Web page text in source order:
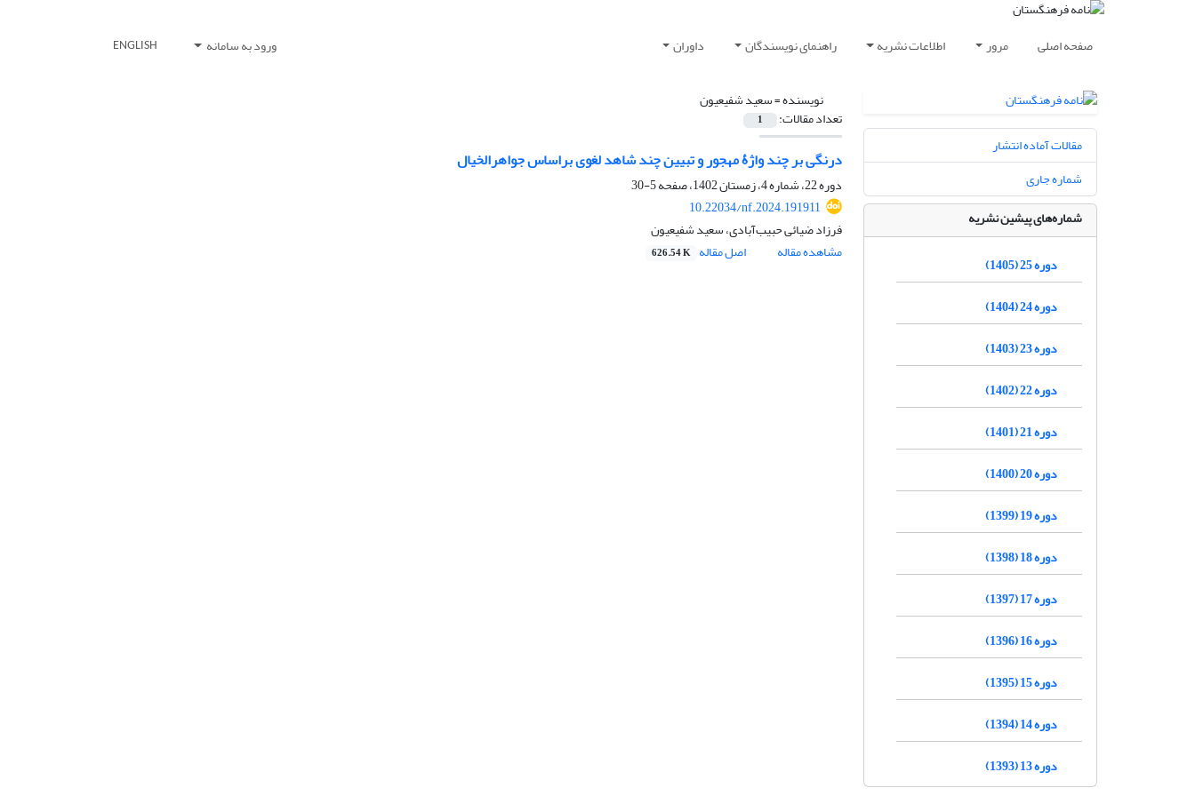
صفحه اصلی مرور اطلاعات نشریه راهنمای نویسندگان داوران ورود به سامانه ENGLISH
نویسنده =سعید شفیعیون
تعداد مقالات: 1
درنگی بر چند واژۀ مهجور و تبیین چند شاهد لغوی براساس جواهرالخیال
دوره 22، شماره 4، زمستان 1402، صفحه
5-30
10.22034/nf.2024.191911
فرزاد ضیائی حبیب‌آبادی، سعید شفیعیون
مشاهده مقاله
اصل مقاله 626.54 K
مقالات آماده انتشار
شماره جاری
شماره‌های پیشین نشریه
دوره 25 (1405)
دوره 24 (1404)
دوره 23 (1403)
دوره 22 (1402)
دوره 21 (1401)
دوره 20 (1400)
دوره 19 (1399)
دوره 18 (1398)
دوره 17 (1397)
دوره 16 (1396)
دوره 15 (1395)
دوره 14 (1394)
دوره 13 (1393)